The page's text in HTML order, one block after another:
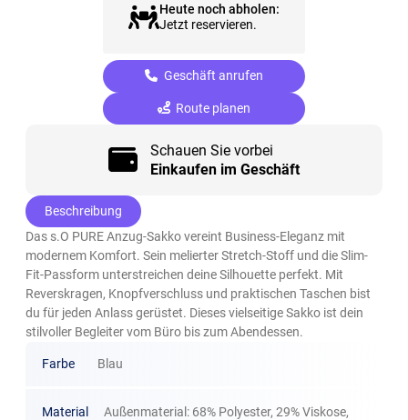
Heute noch abholen:
Jetzt reservieren.
Geschäft anrufen
Route planen
Schauen Sie vorbei
Einkaufen im Geschäft
Beschreibung
Das s.O PURE Anzug-Sakko vereint Business-Eleganz mit
modernem Komfort. Sein melierter Stretch-Stoff und die Slim-
Fit-Passform unterstreichen deine Silhouette perfekt. Mit
Reverskragen, Knopfverschluss und praktischen Taschen bist
du für jeden Anlass gerüstet. Dieses vielseitige Sakko ist dein
stilvoller Begleiter vom Büro bis zum Abendessen.
Farbe Blau
Material
Außenmaterial: 68% Polyester, 29% Viskose,